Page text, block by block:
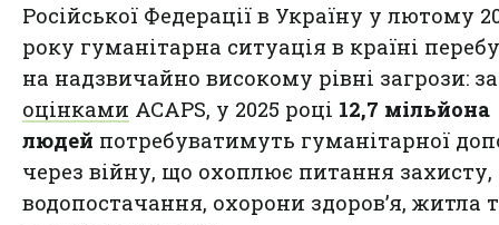
Російської Федерації в Україну у лютому
року гуманітарна ситуація в країні
на надзвичайно високому рівні загрози: за
оцінками ACAPS, у 2025 році 12,7 мільйона
людей потребуватимуть гуманітарної
через війну, що охоплює питання захисту,
водопостачання, охорони здоров’я, житла